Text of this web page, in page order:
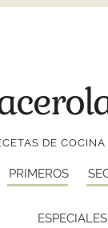
DE
PRIMEROS
ESPECIALES